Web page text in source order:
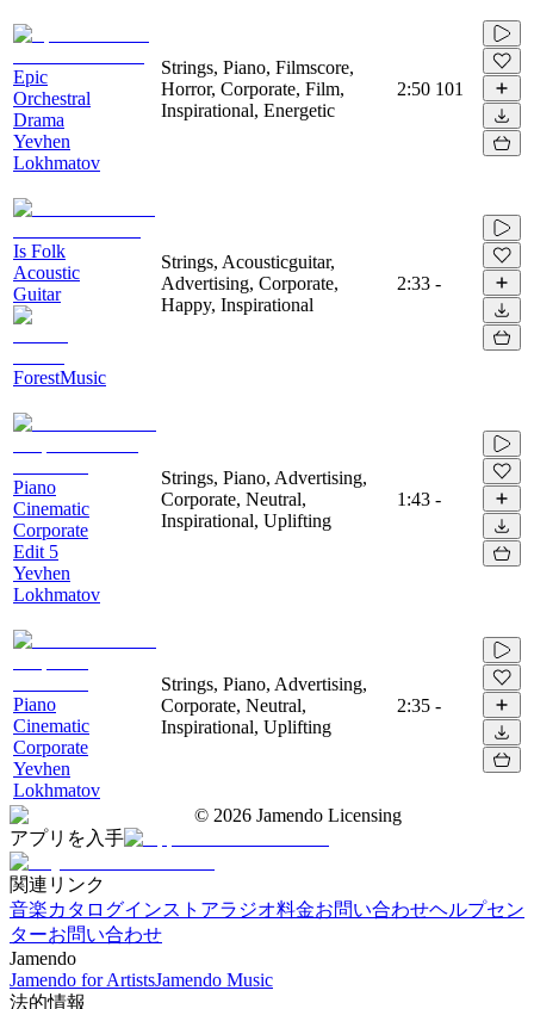
Epic
Orchestral
Drama
Yevhen
Lokhmatov
Strings, Piano, Filmscore,
Horror, Corporate, Film,
Inspirational, Energetic
2:50 101
Is Folk
Acoustic
Guitar
ForestMusic
Strings, Acousticguitar,
Advertising, Corporate,
Happy, Inspirational
2:33 -
Piano
Cinematic
Corporate
Edit 5
Yevhen
Lokhmatov
Strings, Piano, Advertising,
Corporate, Neutral,
Inspirational, Uplifting
1:43 -
Piano
Cinematic
Corporate
Yevhen
Lokhmatov
Strings, Piano, Advertising,
Corporate, Neutral,
Inspirational, Uplifting
2:35 -
© 2026 Jamendo Licensing
アプリを入手
関連リンク
音楽カタログインストアラジオ料金お問い合わせヘルプセン
ターお問い合わせ
Jamendo
Jamendo for ArtistsJamendo Music
法的情報